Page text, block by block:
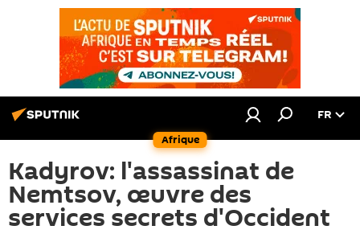
Afrique
FR
Kadyrov: l'assassinat de
Nemtsov, œuvre des
services secrets d'Occident